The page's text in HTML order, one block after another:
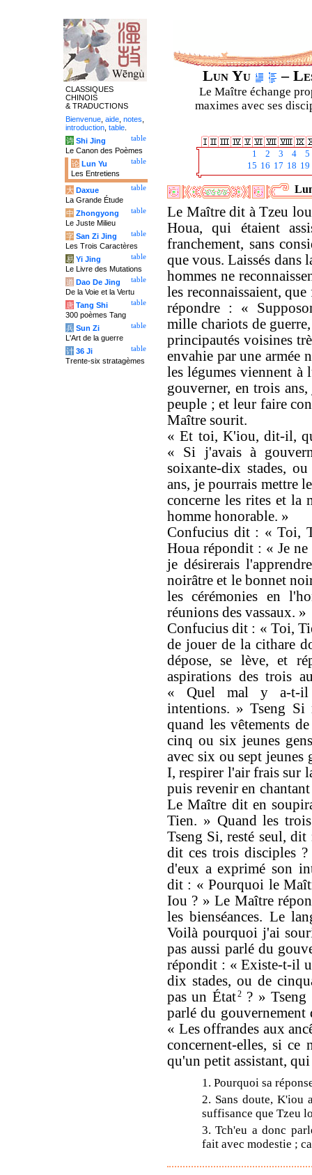
Lun Yu –
Le Maître échange
maximes avec ses
1 2 3 4
5
15 16 17 18 19
Le Maître dit à Tzeu
Houa, qui étaient
franchement, sans
que vous. Laissés dans
hommes ne
les reconnaissaient,
répondre : «
mille chariots de
principautés voisines
envahie par une armée
les légumes viennent à
gouverner, en trois
peuple ; et leur faire
Maître sourit.
« Et toi, K'iou, dit-il,
« Si j'avais à
soixante-dix stades,
ans, je pourrais mettre
concerne les rites et la
homme honorable. »
Confucius dit : « Toi,
Houa répondit : « Je ne
je désirerais
noirâtre et le bonnet
les cérémonies en
réunions des vassaux. »
Confucius dit : « Toi,
de jouer de la cithare
dépose, se lève, et
aspirations des trois
« Quel mal y a-t-il
intentions. » Tseng
quand les vêtements
cinq ou six jeunes
avec six ou sept jeunes
I, respirer l'air frais sur
puis revenir en
Le Maître dit en
Tien. » Quand les
Tseng Si, resté seul,
dit ces trois disciples
d'eux a exprimé son
dit : « Pourquoi le
Iou ? » Le Maître
les bienséances. Le
Voilà pourquoi j'ai
pas aussi parlé du
répondit : « Existe-t-il
dix stades, ou de
pas un État2? » Tseng
parlé du
« Les offrandes aux
concernent-elles, si ce
qu'un petit assistant,
1. Pourquoi sa
2. Sans doute, K'iou
suffisance que Tzeu
3. Tch'eu a donc
fait avec modestie ;
CLASSIQUES
CHINOIS
& TRADUCTIONS
Bienvenue aide notes
introduction table
table
诗 Shi Jing
Le Canon des Poèmes
table
论 Lun Yu
Les Entretiens
table
大 Daxue
La Grande Étude
table
中 Zhongyong
Le Juste Milieu
table
字 San Zi Jing
Les Trois Caractères
table
易 Yi Jing
Le Livre des Mutations
table
道 Dao De Jing
De la Voie et la Vertu
table
唐 Tang Shi
300 poèmes Tang
table
兵 Sun Zi
L'Art de la guerre
table
计 36 Ji
Trente-six stratagèmes